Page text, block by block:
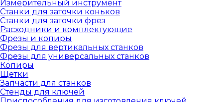
Измерительный инструмент
Станки для заточки коньков
Станки для заточки фрез
Расходники и комплектующие
Фрезы и копиры
Фрезы для вертикальных станков
Фрезы для универсальных станков
Копиры
Щетки
Запчасти для станков
Стенды для ключей